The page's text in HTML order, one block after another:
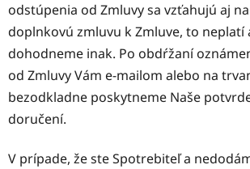
odstúpenia od Zmluvy sa vzťahujú aj
doplnkovú zmluvu k Zmluve, to neplatí
dohodneme inak. Po obdŕžaní
od Zmluvy Vám e-mailom alebo na
bezodkladne poskytneme Naše
doručení.
V prípade, že ste Spotrebiteľ a